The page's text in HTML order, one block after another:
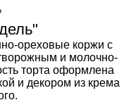
ореховые коржи с
и молочно-
торта оформлена
и декором из крема